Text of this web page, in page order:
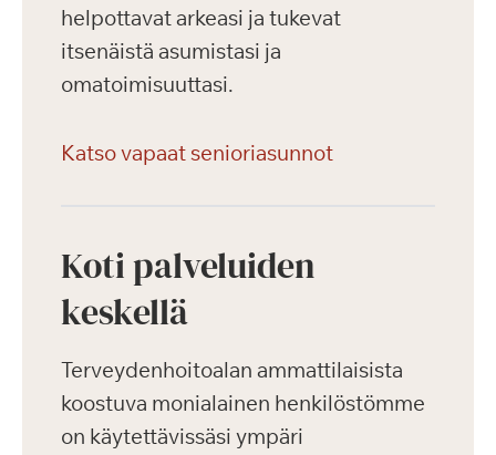
helpottavat arkeasi ja tukevat
itsenäistä asumistasi ja
omatoimisuuttasi.
Katso vapaat senioriasunnot
Koti palveluiden
keskellä
Terveydenhoitoalan ammattilaisista
koostuva monialainen henkilöstömme
on käytettävissäsi ympäri